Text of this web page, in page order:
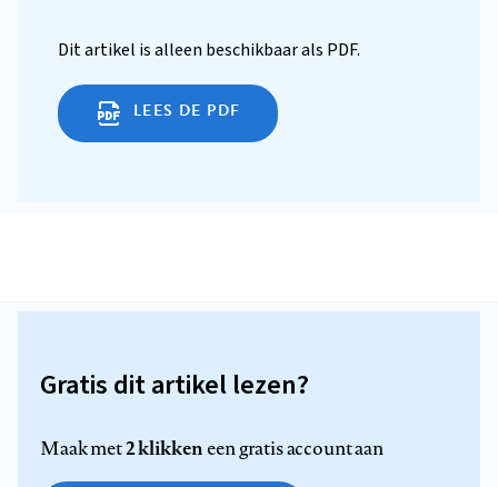
Dit artikel is alleen beschikbaar als PDF.
LEES DE PDF
Gratis dit artikel lezen?
Maak met2 klikkeneen gratis account aan